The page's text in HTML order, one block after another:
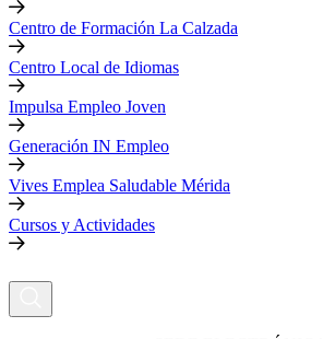
Centro de Formación La Calzada
Centro Local de Idiomas
Impulsa Empleo Joven
Generación IN Empleo
Vives Emplea Saludable Mérida
Cursos y Actividades